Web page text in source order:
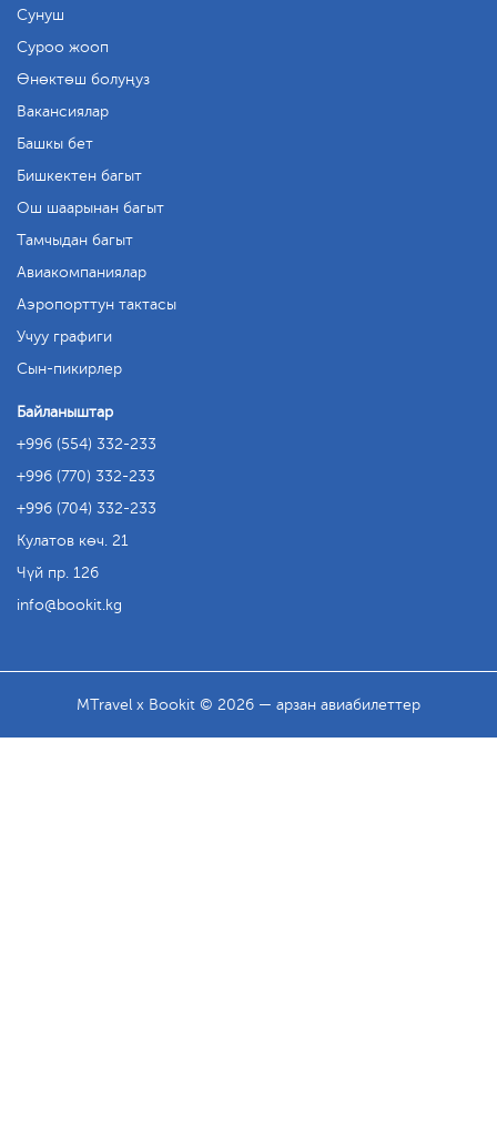
Сунуш
Суроо жооп
Өнөктөш болуңуз
Вакансиялар
Башкы бет
Бишкектен багыт
Ош шаарынан багыт
Тамчыдан багыт
Авиакомпаниялар
Аэропорттун тактасы
Учуу графиги
Сын-пикирлер
Байланыштар
+996 (554) 332-233
+996 (770) 332-233
+996 (704) 332-233
Кулатов көч. 21
Чүй пр. 126
info
bookit.kg
MTravel x Bookit © 2026 — арзан авиабилеттер